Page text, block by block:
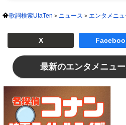
歌詞検索UtaTen ニュース エンタメニュ
X
最新のエンタメニュ